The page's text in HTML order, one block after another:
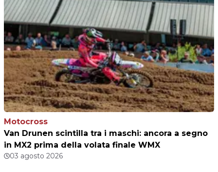
Motocross
Van Drunen scintilla tra i maschi: ancora a segno
in MX2 prima della volata finale WMX
03 agosto 2026